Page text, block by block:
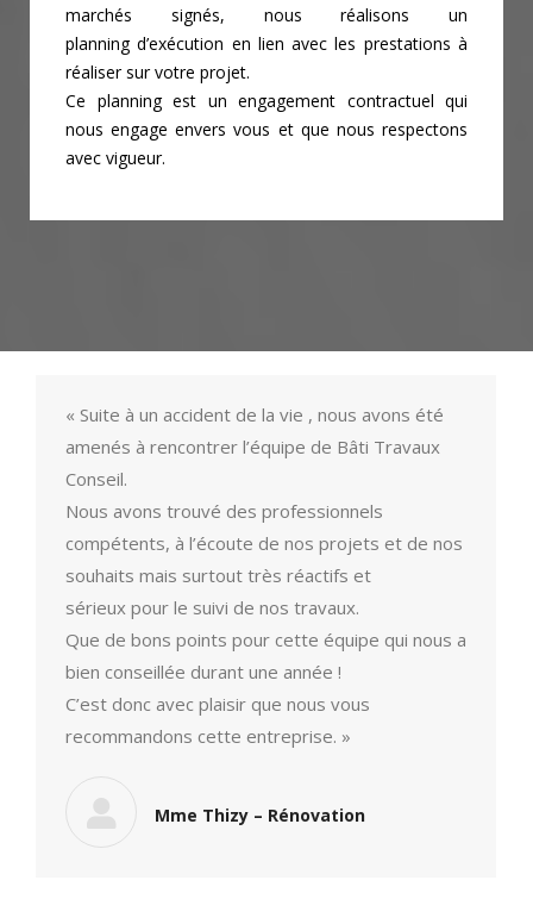
marchés signés, nous réalisons un
planningd’exécution en lien avec les prestations à
réaliser sur votre projet.
Ce planning est un engagement contractuel qui
nous engage envers vous et que nous respectons
avec vigueur.
« Suite à un accident de la vie , nous avons été
amenés à rencontrer l’équipe de Bâti Travaux
Conseil.
Nous avons trouvé des professionnels
compétents, à l’écoute de nos projets et de nos
souhaits mais surtout très réactifs et
sérieux pour le suivi de nos travaux.
Que de bons points pour cette équipe qui nous a
bien conseillée durant une année !
C’est donc avec plaisir que nous vous
recommandons cette entreprise. »
Mme Thizy – Rénovation